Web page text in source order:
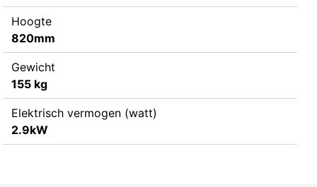
Hoogte
820mm
Gewicht
155 kg
Elektrisch vermogen (watt)
2.9kW